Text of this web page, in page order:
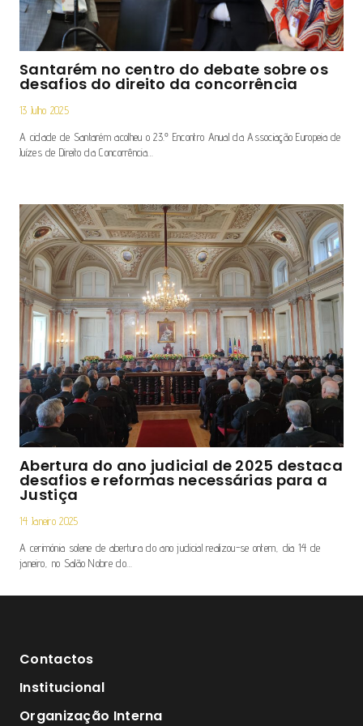
Santarém no centro do debate sobre os
desafios do direito da concorrência
13 Julho 2025
A cidade de Santarém acolheu o 23.º Encontro Anual da Associação Europeia de
Juízes de Direito da Concorrência…
Abertura do ano judicial de 2025 destaca
desafios e reformas necessárias para a
Justiça
14 Janeiro 2025
A cerimónia solene de abertura do ano judicial realizou-se ontem, dia 14 de
janeiro, no Salão Nobre do…
Contactos
Institucional
Organização Interna